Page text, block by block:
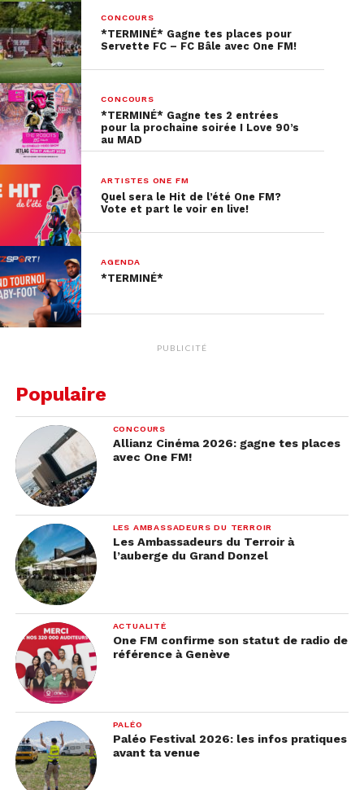
CONCOURS
*TERMINÉ* Gagne tes places pour
Servette FC – FC Bâle avec One FM!
CONCOURS
*TERMINÉ* Gagne tes 2 entrées
pour la prochaine soirée I Love 90’s
au MAD
ARTISTES ONE FM
Quel sera le Hit de l’été One FM?
Vote et part le voir en live!
AGENDA
*TERMINÉ*
PUBLICITÉ
Populaire
CONCOURS
Allianz Cinéma 2026: gagne tes places
avec One FM!
LES AMBASSADEURS DU TERROIR
Les Ambassadeurs du Terroir à
l’auberge du Grand Donzel
ACTUALITÉ
One FM confirme son statut de radio de
référence à Genève
PALÉO
Paléo Festival 2026: les infos pratiques
avant ta venue